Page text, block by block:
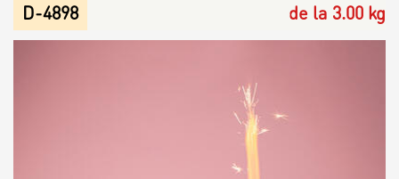
D-4898 de la 3.00 kg